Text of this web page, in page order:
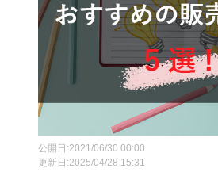
公開日:2021/06/30 00:00
更新日:2025/04/28 15:31